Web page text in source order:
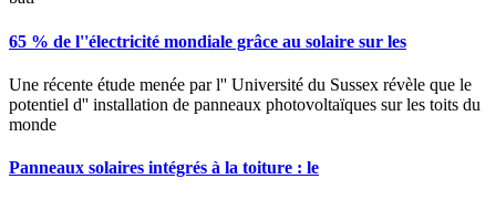
65 % de l''électricité mondiale grâce au solaire sur les
Une récente étude menée par l'' Université du Sussex révèle que le
potentiel d'' installation de panneaux photovoltaïques sur les toits du
monde
Panneaux solaires intégrés à la toiture : le